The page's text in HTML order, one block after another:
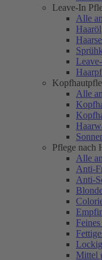
Leave-In
Alle
Haaröl
Alle
Pflege nach
Alle
Anti-
Anti-
Mittel